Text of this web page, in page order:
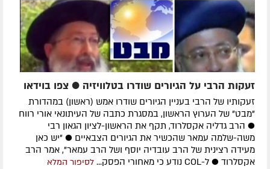
זעקות הרבי על הגיורים שודרו בטלוויזיה ● צפו בוידאו
זעקותיו של הרבי בעניין הגיורים שודרו אמש (ראשון) במהדורת
"מבט" של הערוץ הראשון, במסגרת כתבה של העיתונאי אורי רווח
● הרב גדליה אקסלרוד, תקף את הראשון-לציון הגאון רבי
משה-שלמה עמאר שהכשיר את הגיורים הצבאיים ● "יש כאן
מעידה רצינית של הרב עובדיה יוסף ושל הרב עמאר", אמר הרב
אקסלרוד ● ל-COL נודע כי מאחורי הפסק...
לסיפור המלא